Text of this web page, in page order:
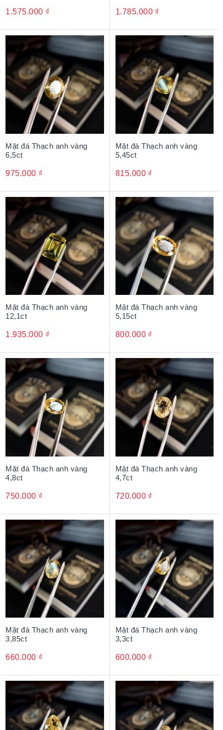
1.575.000 ₫ 1.785.000 ₫
Mặt đá Thạch anh vàng
6,5ct
975.000 ₫
Mặt đá Thạch anh vàng
5,45ct
815.000 ₫
Mặt đá Thạch anh vàng
12,1ct
1.935.000 ₫
Mặt đá Thạch anh vàng
5,15ct
800.000 ₫
Mặt đá Thạch anh vàng
4,8ct
750.000 ₫
Mặt đá Thạch anh vàng
4,7ct
720.000 ₫
Mặt đá Thạch anh vàng
3,85ct
660.000 ₫
Mặt đá Thạch anh vàng
3,3ct
600.000 ₫